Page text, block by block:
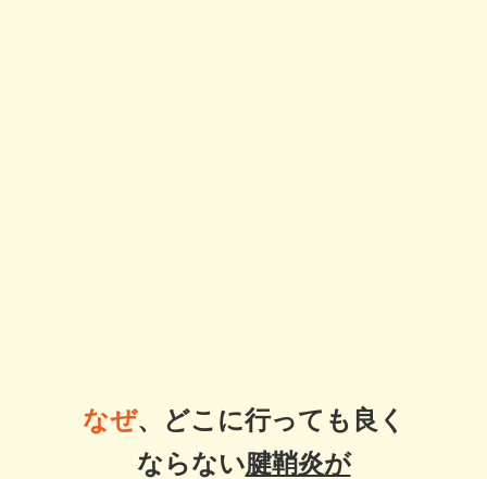
なぜ、どこに行っても良く
ならない腱鞘炎が